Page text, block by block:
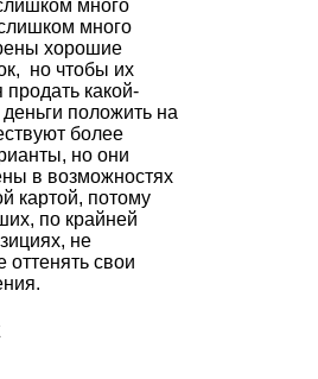
много
много
хорошие
но чтобы их
продать какой-
положить на
более
но они
в возможностях
картой, потому
по крайней
не
свои